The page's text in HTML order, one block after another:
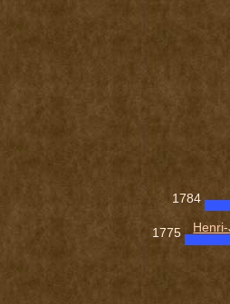
1784
1775